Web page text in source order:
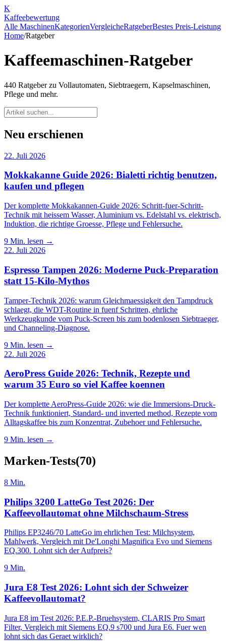
K
Kaffeebewertung
Alle MaschinenKategorienVergleicheRatgeberBestes Preis-Leistung
Home/Ratgeber
Kaffeemaschinen-Ratgeber
440 Ratgeber zu Vollautomaten, Siebtraegern, Kapselmaschinen,
Pflege und mehr.
Neu erschienen
22. Juli 2026
Mokkakanne Guide 2026: Bialetti richtig benutzen,
kaufen und pflegen
Der komplette Mokkakannen-Guide 2026: Schritt-fuer-Schritt-
Technik mit heissem Wasser, Aluminium vs. Edelstahl vs. elektrisch,
Induktion, die richtige Groesse, Pflege und Fehlersuche.
9 Min. lesen →
22. Juli 2026
Espresso Tampen 2026: Moderne Puck-Preparation
statt 15-Kilo-Mythos
Tamper-Technik 2026: warum Gleichmaessigkeit den Tampdruck
schlaegt, die WDT-Routine in fuenf Schritten, ehrliche
Werkzeugkunde vom Puck-Screen bis zum bodenlosen Siebtraeger,
und Channeling-Diagnose.
9 Min. lesen →
22. Juli 2026
AeroPress Guide 2026: Technik, Rezepte und
warum 35 Euro so viel Kaffee koennen
Der komplette AeroPress-Guide 2026: wie die Immersions-Druck-
Technik funktioniert, Standard- und inverted method, Rezepte vom
Alltagskaffee bis zum Konzentrat, Zubehoer und Fehlersuche.
9 Min. lesen →
Marken-Tests(70)
8 Min.
Philips 3200 LatteGo Test 2026: Der
Kaffeevollautomat ohne Milchschaum-Stress
Philips EP3246/70 LatteGo im ehrlichen Test: Milchsystem,
Mahlwerk, Vergleich mit De'Longhi Magnifica Evo und Siemens
EQ.300. Lohnt sich der Aufpreis?
9 Min.
Jura E8 Test 2026: Lohnt sich der Schweizer
Kaffeevollautomat?
Jura E8 im Test 2026: P.E.P.-Bruehsystem, CLARIS Pro Smart
Filter, Vergleich mit Siemens EQ.9 s700 und Jura E6. Fuer wen
lohnt sich das Geraet wirklich?